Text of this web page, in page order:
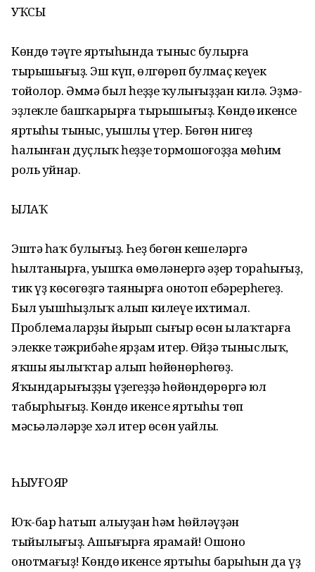
УҠСЫ
Көндөң тәүге яртыһында тыныс булырға
тырышығыҙ. Эш күп, өлгөрөп булмаҫ кеүек
тойолор. Әммә был һеҙҙең ҡулығыҙҙан килә. Эҙмә-
эҙлекле башҡарырға тырышығыҙ. Көндөң икенсе
яртыһы тыныс, уңышлы үтер. Бөгөн нигеҙ
һалынған дуҫлыҡ һеҙҙең тормошоғоҙҙа мөһим
роль уйнар.
ЫЛАҠ
Эштә һаҡ булығыҙ. Һеҙ бөгөн кешеләргә
һылтанырға, уңышҡа өмөләнергә әҙер тораһығыҙ,
тик үҙ көсөгөҙгә таянырға онотоп ебәрерһегеҙ.
Был уңышһыҙлыҡ алып килеүе ихтимал.
Проблемаларҙы йырып сығыр өсөн ылаҡтарға
элекке тәжрибәһе ярҙам итер. Өйҙә тыныслыҡ,
яҡшы яңылыҡтар алып һөйөнөрһөгөҙ.
Яҡындарығыҙҙы үҙегеҙҙә һөйөндөрөргә юл
табырһығыҙ. Көндөң икенсе яртыһы төп
мәсьәләләрҙе хәл итер өсөн уңайлы.
ҺЫУҒОЯР
Юҡ-бар һатып алыуҙан һәм һөйләүҙән
тыйылығыҙ. Ашығырға ярамай! Ошоно
онотмағыҙ! Көндөң икенсе яртыһы барыһын да үҙ